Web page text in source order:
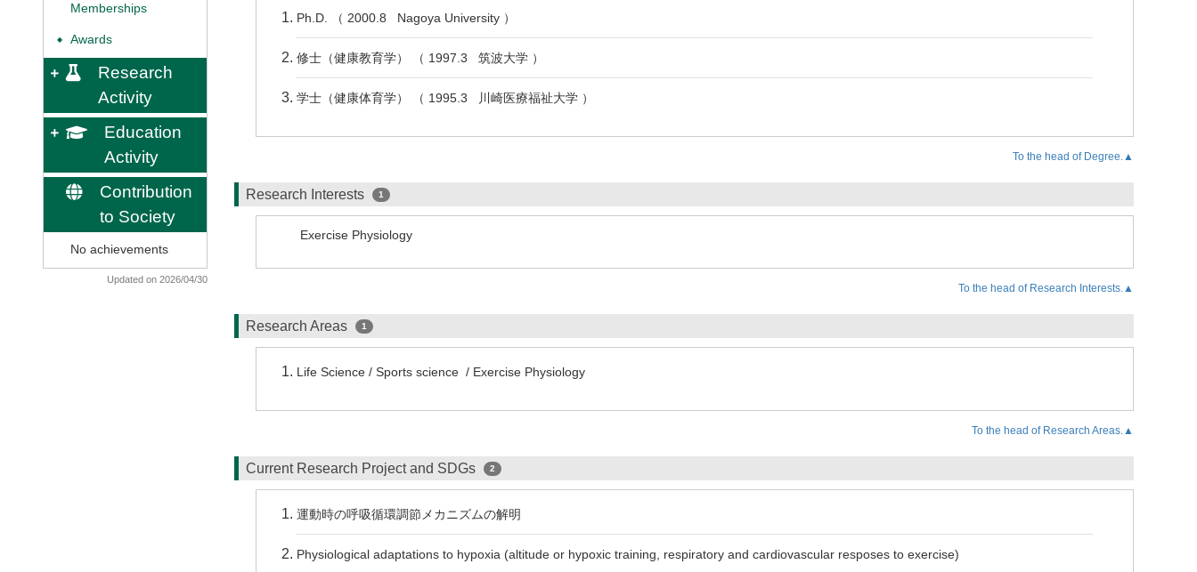
Memberships
◆ Awards
Research
Activity
Education
Activity
Contribution
to Society
No achievements
Updated on 2026/04/30
Ph.D. （ 2000.8 Nagoya University ）
修士（健康教育学） （ 1997.3 筑波大学 ）
学士（健康体育学） （ 1995.3 川崎医療福祉大学 ）
To the head of Degree.▲
Research Interests 1
Exercise Physiology
To the head of Research Interests.▲
Research Areas 1
Life Science / Sports science / Exercise Physiology
To the head of Research Areas.▲
Current Research Project and SDGs 2
運動時の呼吸循環調節メカニズムの解明
Physiological adaptations to hypoxia (altitude or hypoxic training, respiratory and cardiovascular resposes to exercise)